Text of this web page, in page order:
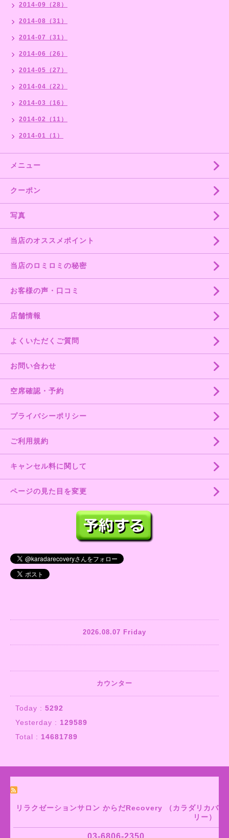
2014-09（28）
2014-08（31）
2014-07（31）
2014-06（26）
2014-05（27）
2014-04（22）
2014-03（16）
2014-02（11）
2014-01（1）
メニュー
クーポン
写真
当店のオススメポイント
当店のロミロミの秘密
お客様の声・口コミ
店舗情報
よくいただくご質問
お問い合わせ
空席確認・予約
プライバシーポリシー
ご利用規約
キャンセル料に関して
ページの見た目を変更
2026.08.07 Friday
カウンター
Today : 5292
Yesterday : 129589
Total : 14681789
リラクゼーションサロン からだRecovery （カラダリカバ
リー）
03-6806-2350